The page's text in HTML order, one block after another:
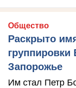
Общество
Раскрыто
Запорожье
Им стал Петр